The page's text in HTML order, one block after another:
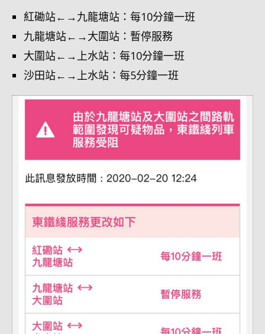
紅磡站←→九龍塘站：每10分鐘一班
九龍塘站←→大圍站：暫停服務
大圍站←→上水站：每10分鐘一班
沙田站←→上水站：每5分鐘一班